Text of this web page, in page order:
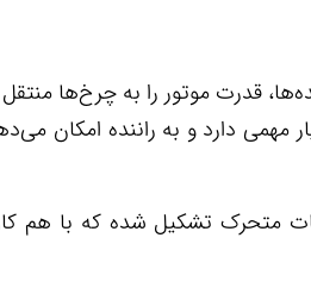
قدرت موتور را به چرخ‌ها
دارد و به راننده امکان
متحرک تشکیل شده که با هم کار